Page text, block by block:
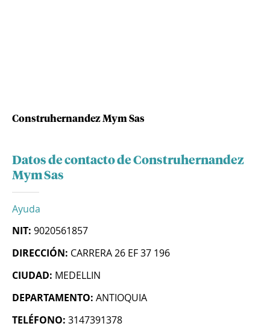
Construhernandez Mym Sas
Datos de contacto de Construhernandez
Mym Sas
Ayuda
NIT: 9020561857
DIRECCIÓN: CARRERA 26 EF 37 196
CIUDAD: MEDELLIN
DEPARTAMENTO: ANTIOQUIA
TELÉFONO: 3147391378